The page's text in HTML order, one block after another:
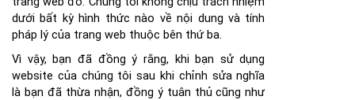
dưới bất kỳ hình thức nào về nội dung và tính
pháp lý của trang web thuộc bên thứ ba.
Vì vậy, bạn đã đồng ý rằng, khi bạn sử dụng
website của chúng tôi sau khi chỉnh sửa nghĩa
là bạn đã thừa nhận, đồng ý tuân thủ cũng như